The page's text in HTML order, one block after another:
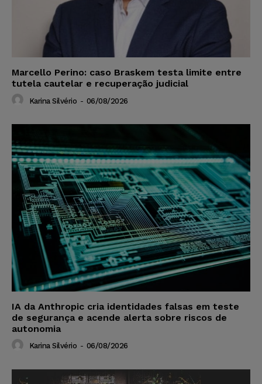
Marcello Perino: caso Braskem testa limite entre
tutela cautelar e recuperação judicial
Karina Silvério - 06/08/2026
IA da Anthropic cria identidades falsas em teste
de segurança e acende alerta sobre riscos de
autonomia
Karina Silvério - 06/08/2026